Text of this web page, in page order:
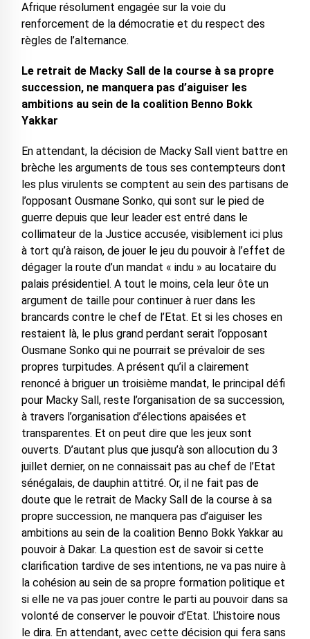
Afrique résolument engagée sur la voie du
renforcement de la démocratie et du respect des
règles de l’alternance.
Le retrait de Macky Sall de la course à sa propre
succession, ne manquera pas d’aiguiser les
ambitions au sein de la coalition Benno Bokk
Yakkar
En attendant, la décision de Macky Sall vient battre en
brèche les arguments de tous ses contempteurs dont
les plus virulents se comptent au sein des partisans de
l’opposant Ousmane Sonko, qui sont sur le pied de
guerre depuis que leur leader est entré dans le
collimateur de la Justice accusée, visiblement ici plus
à tort qu’à raison, de jouer le jeu du pouvoir à l’effet de
dégager la route d’un mandat « indu » au locataire du
palais présidentiel. A tout le moins, cela leur ôte un
argument de taille pour continuer à ruer dans les
brancards contre le chef de l’Etat. Et si les choses en
restaient là, le plus grand perdant serait l’opposant
Ousmane Sonko qui ne pourrait se prévaloir de ses
propres turpitudes. A présent qu’il a clairement
renoncé à briguer un troisième mandat, le principal défi
pour Macky Sall, reste l’organisation de sa succession,
à travers l’organisation d’élections apaisées et
transparentes. Et on peut dire que les jeux sont
ouverts. D’autant plus que jusqu’à son allocution du 3
juillet dernier, on ne connaissait pas au chef de l’Etat
sénégalais, de dauphin attitré. Or, il ne fait pas de
doute que le retrait de Macky Sall de la course à sa
propre succession, ne manquera pas d’aiguiser les
ambitions au sein de la coalition Benno Bokk Yakkar au
pouvoir à Dakar. La question est de savoir si cette
clarification tardive de ses intentions, ne va pas nuire à
la cohésion au sein de sa propre formation politique et
si elle ne va pas jouer contre le parti au pouvoir dans sa
volonté de conserver le pouvoir d’Etat. L’histoire nous
le dira. En attendant, avec cette décision qui fera sans